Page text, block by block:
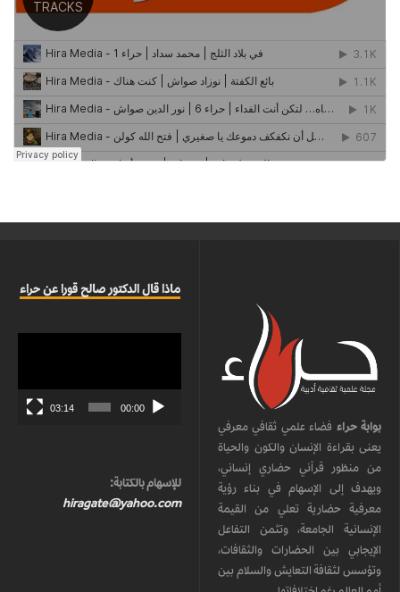
بوابة حراء فضاء علمي ثقافي معرفي
يعنى بقراءة الإنسان والكون والحياة
من منظور قرآني حضاري إنساني،
ويهدف إلى الإسهام في بناء رؤية
معرفية حضارية تعلي من القيمة
الإنسانية الجامعة، وتثمن التفاعل
الإيجابي بين الحضارات والثقافات،
وتؤسس لثقافة التعايش والسلام بين
ماذا قال الدكتور صالح قورا عن حراء
00:00
03:14
للإسهام بالكتابة:
hiragate@yahoo.com